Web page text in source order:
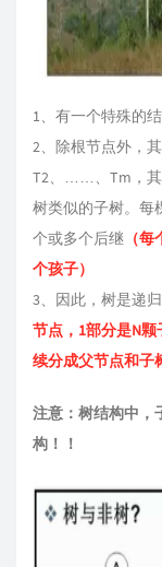
1、有一个特殊的
2、除根节点外，
T2、……、Tm，其
树类似的子树。每
个或多个后继 （
个孩子）
3、因此，树是递
节点，1部分是N
续分成父节点和子
注意：树结构中，
构！！